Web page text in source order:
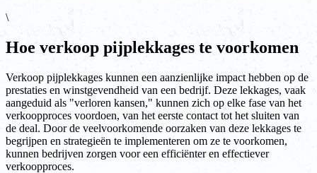
\
Hoe verkoop pijplekkages te voorkomen
Verkoop pijplekkages kunnen een aanzienlijke impact hebben op de
prestaties en winstgevendheid van een bedrijf. Deze lekkages, vaak
aangeduid als "verloren kansen," kunnen zich op elke fase van het
verkoopproces voordoen, van het eerste contact tot het sluiten van
de deal. Door de veelvoorkomende oorzaken van deze lekkages te
begrijpen en strategieën te implementeren om ze te voorkomen,
kunnen bedrijven zorgen voor een efficiënter en effectiever
verkoopproces.